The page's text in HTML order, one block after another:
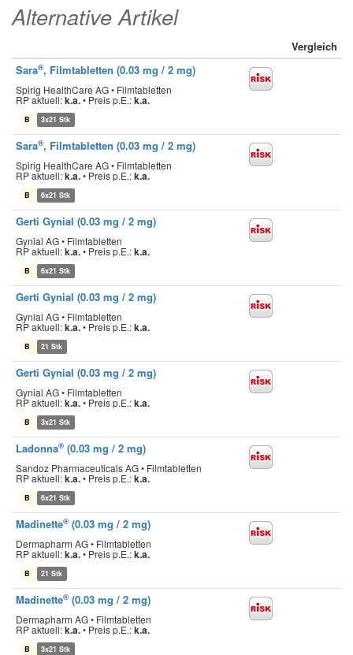
Alternative Artikel
Vergleich
Sara®, Filmtabletten (0.03 mg / 2 mg)
Spirig HealthCare AG • Filmtabletten
RP aktuell:k.a.• Preis p.E.:k.a.
B 3x21 Stk
Sara®, Filmtabletten (0.03 mg / 2 mg)
Spirig HealthCare AG • Filmtabletten
RP aktuell:k.a.• Preis p.E.:k.a.
B 6x21 Stk
Gerti Gynial (0.03 mg / 2 mg)
Gynial AG • Filmtabletten
RP aktuell:k.a.• Preis p.E.:k.a.
B 6x21 Stk
Gerti Gynial (0.03 mg / 2 mg)
Gynial AG • Filmtabletten
RP aktuell:k.a.• Preis p.E.:k.a.
B 21 Stk
Gerti Gynial (0.03 mg / 2 mg)
Gynial AG • Filmtabletten
RP aktuell:k.a.• Preis p.E.:k.a.
B 3x21 Stk
Ladonna® (0.03 mg / 2 mg)
Sandoz Pharmaceuticals AG • Filmtabletten
RP aktuell:k.a.• Preis p.E.:k.a.
B 6x21 Stk
Madinette® (0.03 mg / 2 mg)
Dermapharm AG • Filmtabletten
RP aktuell:k.a.• Preis p.E.:k.a.
B 21 Stk
Madinette® (0.03 mg / 2 mg)
Dermapharm AG • Filmtabletten
RP aktuell:k.a.• Preis p.E.:k.a.
B 3x21 Stk